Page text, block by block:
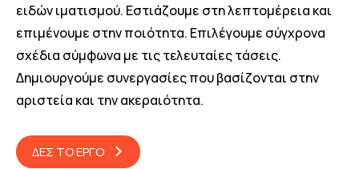
ειδών ιματισμού. Εστιάζουμε στη λεπτομέρεια και
επιμένουμε στην ποιότητα. Επιλέγουμε σύγχρονα
σχέδια σύμφωνα με τις τελευταίες τάσεις.
Δημιουργούμε συνεργασίες που βασίζονται στην
αριστεία και την ακεραιότητα.
ΔΕΣ ΤΟ ΕΡΓΟ